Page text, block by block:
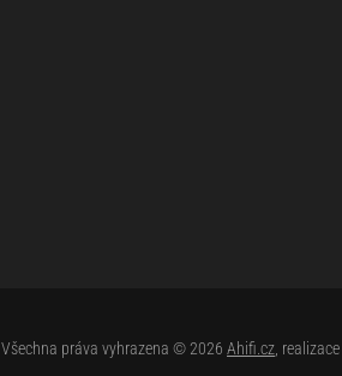
Všechna práva vyhrazena © 2026 Ahifi.cz , realizace